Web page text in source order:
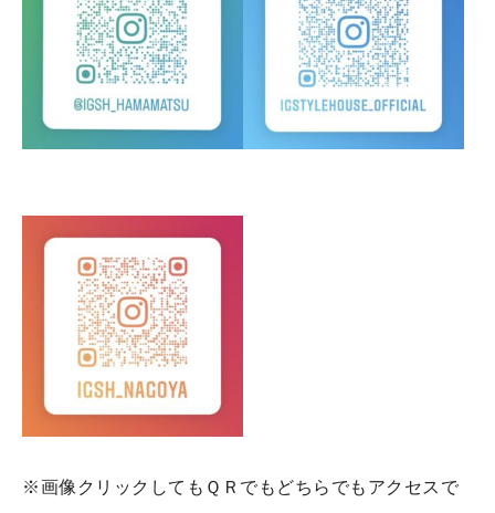
※画像クリックしてもＱＲでもどちらでもアクセスで